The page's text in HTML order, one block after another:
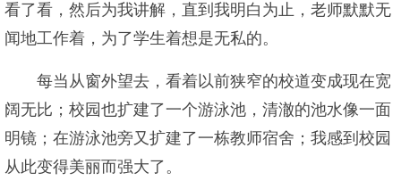
看了看，然后为我讲解，直到我明白为止，老师默默无
闻地工作着，为了学生着想是无私的。
每当从窗外望去，看着以前狭窄的校道变成现在宽
阔无比；校园也扩建了一个游泳池，清澈的池水像一面
明镜；在游泳池旁又扩建了一栋教师宿舍；我感到校园
从此变得美丽而强大了。